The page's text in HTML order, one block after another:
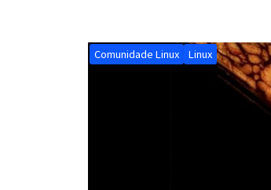
Comunidade Linux Linux